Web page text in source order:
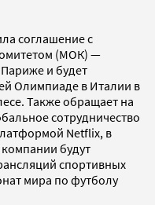
соглашение с
(МОК) —
и будет
Олимпиаде в Италии в
Также обращает на
сотрудничество
Netflix, в
будут
спортивных
мира по футболу